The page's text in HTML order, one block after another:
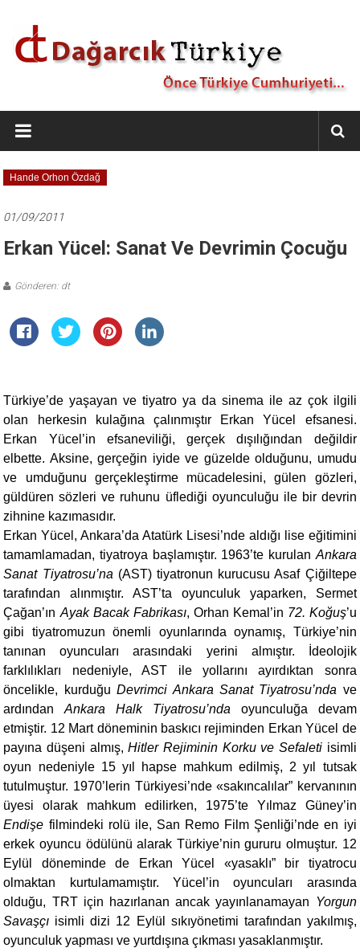
Dağarcık
Türkiye
Önce
Türkiye
Hande Orhon Özdağ
01/09/2011
Erkan Yücel: Sanat Ve Devrimin Çocuğu
Gönderen: dt
Türkiye’de yaşayan ve tiyatro ya da sinema ile az çok ilgili
olan herkesin kulağına çalınmıştır Erkan Yücel efsanesi.
Erkan Yücel’in efsaneviliği, gerçek dışılığından değildir
elbette. Aksine, gerçeğin iyide ve güzelde olduğunu, umudu
ve umduğunu gerçekleştirme mücadelesini, gülen gözleri,
güldüren sözleri ve ruhunu üflediği oyunculuğu ile bir devrin
zihnine kazımasıdır.
Erkan Yücel, Ankara’da Atatürk Lisesi’nde aldığı lise eğitimini
tamamlamadan, tiyatroya başlamıştır. 1963’te kurulan Ankara
Sanat Tiyatrosu’na (AST) tiyatronun kurucusu Asaf Çiğiltepe
tarafından alınmıştır. AST’ta oyunculuk yaparken, Sermet
Çağan’ın Ayak Bacak Fabrikası, Orhan Kemal’in 72. Koğuş’u
gibi tiyatromuzun önemli oyunlarında oynamış, Türkiye’nin
tanınan oyuncuları arasındaki yerini almıştır. İdeolojik
farklılıkları nedeniyle, AST ile yollarını ayırdıktan sonra
öncelikle, kurduğuDevrimci Ankara Sanat Tiyatrosu’nda ve
ardındanAnkara Halk Tiyatrosu’nda oyunculuğa devam
etmiştir. 12 Mart döneminin baskıcı rejiminden Erkan Yücel de
payına düşeni almış,Hitler Rejiminin Korku ve Sefaleti isimli
oyun nedeniyle 15 yıl hapse mahkum edilmiş, 2 yıl tutsak
tutulmuştur. 1970’lerin Türkiyesi’nde «sakıncalılar” kervanının
üyesi olarak mahkum edilirken, 1975’te Yılmaz Güney’in
Endişe filmindeki rolü ile, San Remo Film Şenliği’nde en iyi
erkek oyuncu ödülünü alarak Türkiye’nin gururu olmuştur. 12
Eylül döneminde de Erkan Yücel «yasaklı” bir tiyatrocu
olmaktan kurtulamamıştır. Yücel’in oyuncuları arasında
olduğu, TRT için hazırlanan ancak yayınlanamayan Yorgun
Savaşçı isimli dizi 12 Eylül sıkıyönetimi tarafından yakılmış,
oyunculuk yapması ve yurtdışına çıkması yasaklanmıştır.